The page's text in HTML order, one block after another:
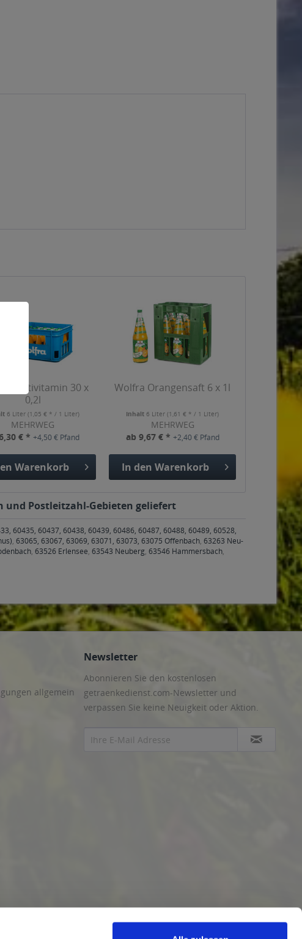
Multivitamin 30 x
0,2l
6 Liter (1,05 € * / 1 Liter)
MEHRWEG
€ *+4,50 € Pfand
Warenkorb
Wolfra Orangensaft 6 x 1l
Inhalt 6 Liter(1,61 € * / 1 Liter)
MEHRWEG
ab 9,67 € * +2,40 € Pfand
In den Warenkorb
und Postleitzahl-Gebieten geliefert
60435, 60437, 60438, 60439, 60486, 60487, 60488, 60489, 60528,
, 63065, 63067, 63069, 63071, 63073, 63075 Offenbach, 63263 Neu-
, 63526 Erlensee, 63543 Neuberg, 63546 Hammersbach,
allgemein
Newsletter
Abonnieren Sie den kostenlosen
getraenkedienst.com-Newsletter und
verpassen Sie keine Neuigkeit oder Aktion.